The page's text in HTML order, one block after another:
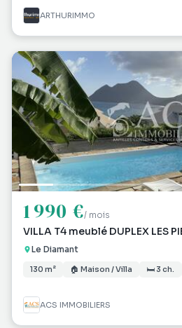
ARTHURIMMO
1 990 €/ mois
VILLA T4 meublé DUPLEX LES
Le Diamant
130 m² 🏠 Maison / Villa 🛏 3 ch.
ACS IMMOBILIERS